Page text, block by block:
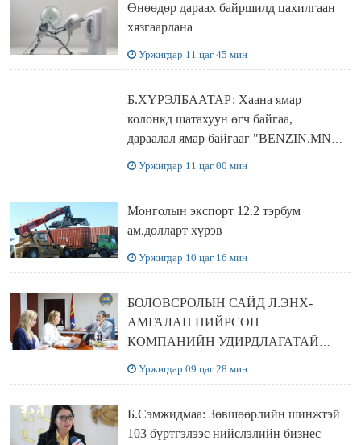
Өнөөдөр дараах байршилд цахилгаан
хязгаарлана
Уржигдар 11 цаг 45 мин
Б.ХҮРЭЛБААТАР: Хаана ямар
колонкд шатахуун өгч байгаа,
дараалал ямар байгааг "BENZIN.MN”
Уржигдар 11 цаг 00 мин
Монголын экспорт 12.2 тэрбум
ам.долларт хүрэв
Уржигдар 10 цаг 16 мин
БОЛОВСРОЛЫН САЙД Л.ЭНХ-
АМГАЛАН ПИЙРСОН
КОМПАНИЙН УДИРДЛАГАТАЙ
Уржигдар 09 цаг 28 мин
Б.Сэмжидмаа: Зөвшөөрлийн шинжтэй
103 бүртгэлээс нийслэлийн бизнес